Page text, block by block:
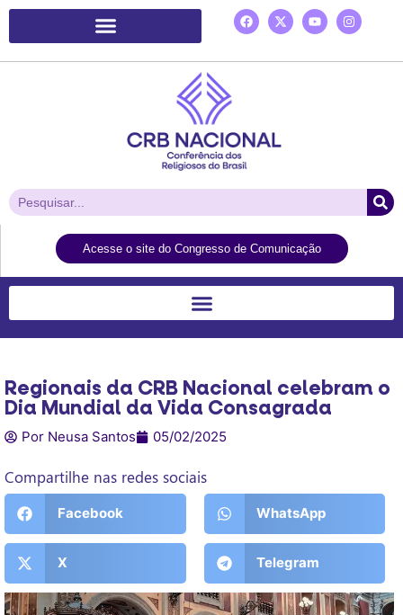
Acesse o site do Congresso de Comunicação
Regionais da CRB Nacional celebram o
Dia Mundial da Vida Consagrada
Por Neusa Santos 05/02/2025
Compartilhe nas redes sociais
Facebook WhatsApp
X Telegram